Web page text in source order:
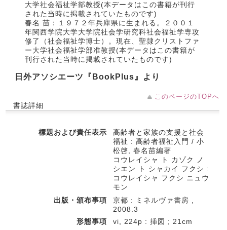
大学社会福祉学部教授(本データはこの書籍が刊行
された当時に掲載されていたものです)
春名 苗：１９７２年兵庫県に生まれる。２００１
年関西学院大学大学院社会学研究科社会福祉学専攻
修了（社会福祉学博士）。現在、聖隷クリストファ
ー大学社会福祉学部准教授(本データはこの書籍が
刊行された当時に掲載されていたものです)
日外アソシエーツ『BookPlus』より
このページのTOPへ
書誌詳細
標題および責任表示
高齢者と家族の支援と社会
福祉 : 高齢者福祉入門 / 小
松啓, 春名苗編著
コウレイシャ ト カゾク ノ
シエン ト シャカイ フクシ :
コウレイシャ フクシ ニュウ
モン
出版・頒布事項
京都 : ミネルヴァ書房 ,
2008.3
形態事項
vi, 224p : 挿図 ; 21cm